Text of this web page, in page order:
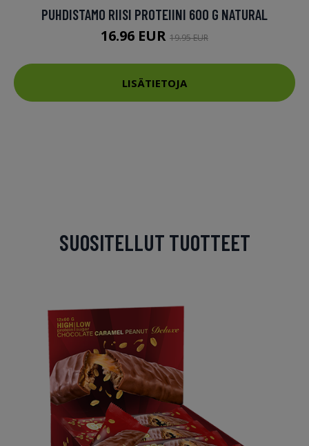
PUHDISTAMO RIISI PROTEIINI 600 G NATURAL
16.96 EUR 19.95 EUR
LISÄTIETOJA
SUOSITELLUT TUOTTEET